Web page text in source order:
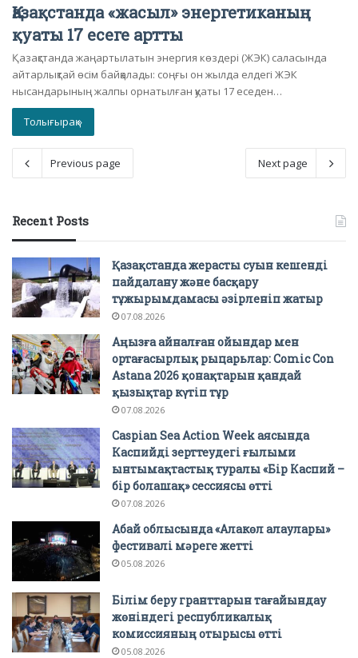
Қазақстанда «жасыл» энергетиканың
қуаты 17 есеге артты
Қазақстанда жаңартылатын энергия көздері (ЖЭК) саласында
айтарлықтай өсім байқалады: соңғы он жылда елдегі ЖЭК
нысандарының жалпы орнатылған қуаты 17 еседен…
Толығырақ »
Previous page Next page
Recent Posts
Қазақстанда жерасты суын кешенді
пайдалану және басқару
тұжырымдамасы әзірленіп жатыр
07.08.2026
Аңызға айналған ойындар мен
ортағасырлық рыцарьлар: Comic Con
Astana 2026 қонақтарын қандай
қызықтар күтіп тұр
07.08.2026
Caspian Sea Action Week аясында
Каспийді зерттеудегі ғылыми
ынтымақтастық туралы «Бір Каспий –
бір болашақ» сессиясы өтті
07.08.2026
Абай облысында «Алакөл алаулары»
фестивалі мәреге жетті
05.08.2026
Білім беру гранттарын тағайындау
жөніндегі республикалық
комиссияның отырысы өтті
05.08.2026